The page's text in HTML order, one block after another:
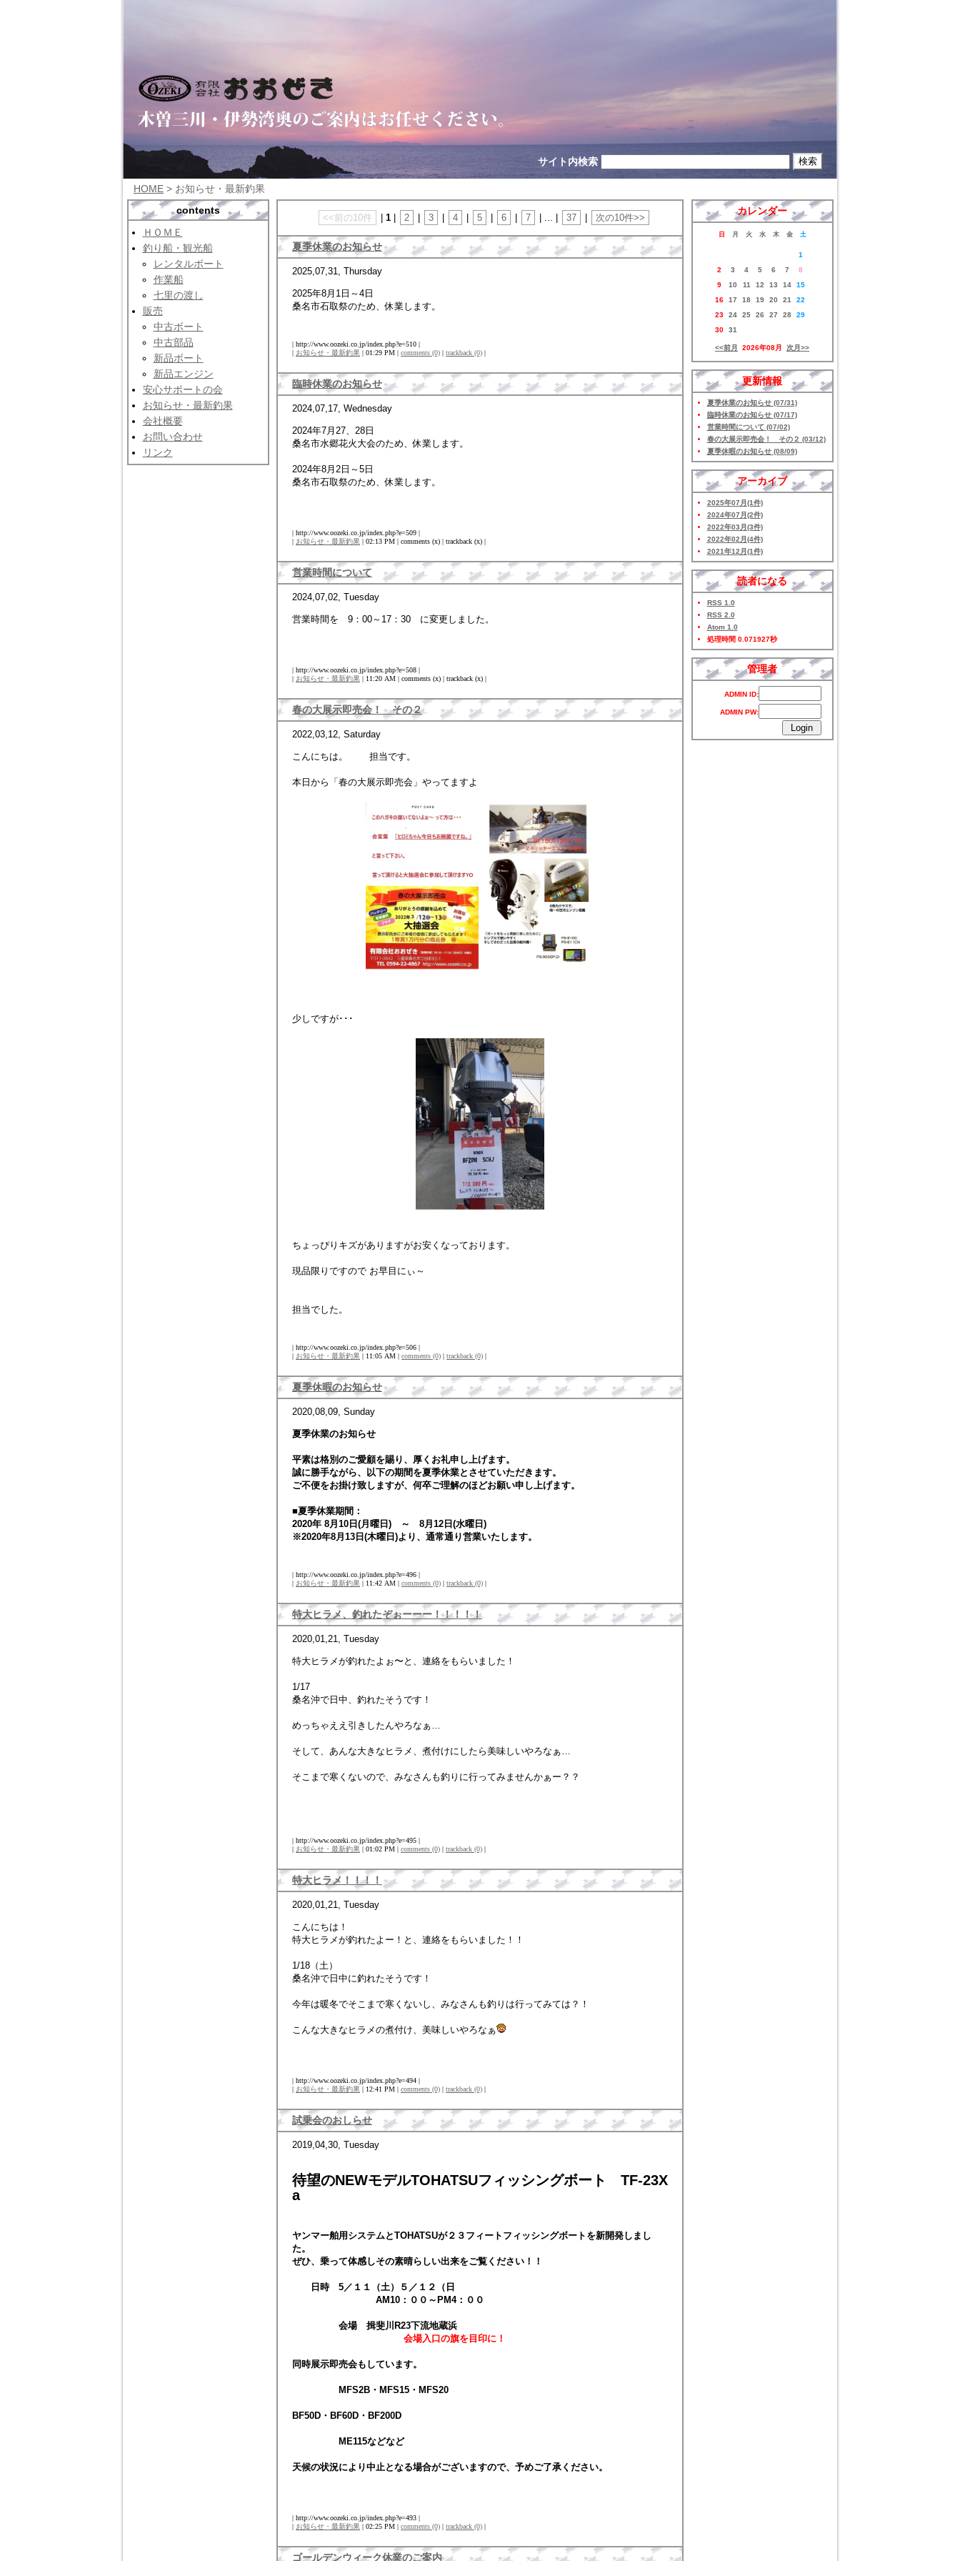
サイト内検索
HOME > お知らせ・最新釣果
contents
ＨＯＭＥ
釣り船・観光船
レンタルボート
作業船
七里の渡し
販売
中古ボート
中古部品
新品ボート
新品エンジン
安心サポートの会
お知らせ・最新釣果
会社概要
お問い合わせ
リンク
<<前の10件 1| 2 3 4 5 6 7 | ... | 37 次の10件>>
夏季休業のお知らせ
2025,07,31, Thursday
2025年8月1日～4日
桑名市石取祭のため、休業します。
| http://www.oozeki.co.jp/index.php?e=510 |
| お知らせ・最新釣果 | 01:29 PM | comments (0) | trackback (0) |
臨時休業のお知らせ
2024,07,17, Wednesday
2024年7月27、28日
桑名市水郷花火大会のため、休業します。
2024年8月2日～5日
桑名市石取祭のため、休業します。
| http://www.oozeki.co.jp/index.php?e=509 |
| お知らせ・最新釣果 | 02:13 PM | comments (x) | trackback (x) |
営業時間について
2024,07,02, Tuesday
営業時間を 9：00～17：30 に変更しました。
| http://www.oozeki.co.jp/index.php?e=508 |
| お知らせ・最新釣果 | 11:20 AM | comments (x) | trackback (x) |
春の大展示即売会！ その２
2022,03,12, Saturday
こんにちは。 担当です。
本日から「春の大展示即売会」やってますよ
少しですが･･･
ちょっぴりキズがありますがお安くなっております。
現品限りですので お早目にぃ～
担当でした。
| http://www.oozeki.co.jp/index.php?e=506 |
| お知らせ・最新釣果 | 11:05 AM | comments (0) | trackback (0) |
夏季休暇のお知らせ
2020,08,09, Sunday
夏季休業のお知らせ
平素は格別のご愛顧を賜り、厚くお礼申し上げます。
誠に勝手ながら、以下の期間を夏季休業とさせていただきます。
ご不便をお掛け致しますが、何卒ご理解のほどお願い申し上げます。
■夏季休業期間：
2020年 8月10日(月曜日) ～ 8月12日(水曜日)
※2020年8月13日(木曜日)より、通常通り営業いたします。
| http://www.oozeki.co.jp/index.php?e=496 |
| お知らせ・最新釣果 | 11:42 AM | comments (0) | trackback (0) |
特大ヒラメ、釣れたぞぉーーー！！！！！
2020,01,21, Tuesday
特大ヒラメが釣れたよぉ〜と、連絡をもらいました！
1/17
桑名沖で日中、釣れたそうです！
めっちゃええ引きしたんやろなぁ…
そして、あんな大きなヒラメ、煮付けにしたら美味しいやろなぁ…
そこまで寒くないので、みなさんも釣りに行ってみませんかぁー？？
| http://www.oozeki.co.jp/index.php?e=495 |
| お知らせ・最新釣果 | 01:02 PM | comments (0) | trackback (0) |
特大ヒラメ！！！！
2020,01,21, Tuesday
こんにちは！
特大ヒラメが釣れたよー！と、連絡をもらいました！！
1/18（土）
桑名沖で日中に釣れたそうです！
今年は暖冬でそこまで寒くないし、みなさんも釣りは行ってみては？！
こんな大きなヒラメの煮付け、美味しいやろなぁ
| http://www.oozeki.co.jp/index.php?e=494 |
| お知らせ・最新釣果 | 12:41 PM | comments (0) | trackback (0) |
試乗会のおしらせ
2019,04,30, Tuesday
待望のNEWモデルTOHATSUフィッシングボート TF-23X
a
ヤンマー舶用システムとTOHATSUが２３フィートフィッシングボートを新開発しまし
た。
ぜひ、乗って体感しその素晴らしい出来をご覧ください！！
日時 5／１１（土）５／１２（日
AM10：００～PM4：００
会場 揖斐川R23下流地蔵浜
会場入口の旗を目印に！
同時展示即売会もしています。
MFS2B・MFS15・MFS20
BF50D・BF60D・BF200D
ME115などなど
天候の状況により中止となる場合がございますので、予めご了承ください。
| http://www.oozeki.co.jp/index.php?e=493 |
| お知らせ・最新釣果 | 02:25 PM | comments (0) | trackback (0) |
ゴールデンウィーク休業のご案内
カレンダー
日 月 火 水 木 金 土
1
2
3 4 5 6 7
8
9
10 11 12 13 14
15
16
17 18 19 20 21
22
23
24 25 26 27 28
29
30
31
<<前月 2026年08月 次月>>
更新情報
夏季休業のお知らせ (07/31)
臨時休業のお知らせ (07/17)
営業時間について (07/02)
春の大展示即売会！ その２ (03/12)
夏季休暇のお知らせ (08/09)
アーカイブ
2025年07月(1件)
2024年07月(2件)
2022年03月(3件)
2022年02月(4件)
2021年12月(1件)
読者になる
RSS 1.0
RSS 2.0
Atom 1.0
処理時間 0.071927秒
管理者
ADMIN ID:
ADMIN PW: